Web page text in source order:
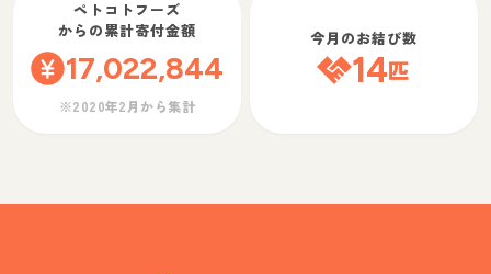
ペトコトフーズ
からの累計寄付金額
17,022,844
※2020年2月から集計
今月のお結び数
14匹